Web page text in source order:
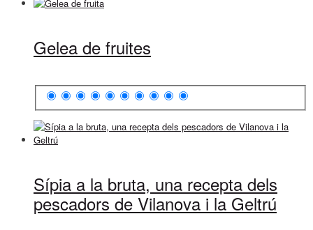
Gelea de fruites
Sípia a la bruta, una recepta dels
pescadors de Vilanova i la Geltrú